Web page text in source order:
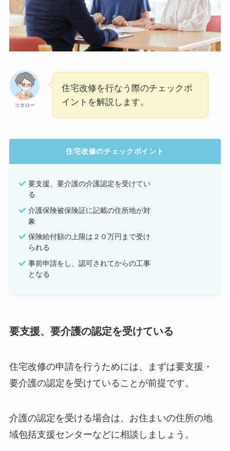
コタロー
住宅改修を行なう際のチェックポ
イントを解説します。
住宅改修のチェックポイント
要支援、要介護の介護認定を受けてい
る
介護保険被保険証に記載の住所地が対
象
保険給付額の上限は２０万円まで受け
られる
事前申請をし、認可されてからの工事
となる
要支援、要介護の認定を受けている
住宅改修の申請を行うためには、まずは要支援・
要介護の認定を受けていることが前提です。
介護の認定を受ける場合は、お住まいの住所の地
域包括支援センターなどに相談しましょう。